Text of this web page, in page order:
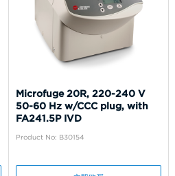
Microfuge 20R, 220-240 V
50-60 Hz w/CCC plug, with
FA241.5P IVD
Product No: B30154